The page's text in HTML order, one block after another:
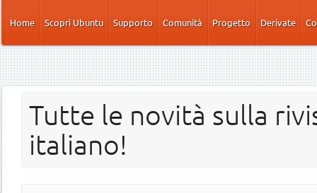
Salta al contenuto principale
Home
Scopri Ubuntu Supporto Comunità Progetto Derivate
Tutte le novità sulla
italiano!